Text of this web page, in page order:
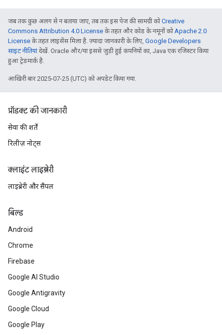
जब तक कुछ अलग से न बताया जाए, तब तक इस पेज की सामग्री कोCreative
Commons Attribution 4.0 License के तहत और कोड के नमूनों कोApache 2.0
License के तहत लाइसेंस मिला है. ज़्यादा जानकारी के लिए, Google Developers
साइट नीतियांदेखें. Oracle और/या इससे जुड़ी हुई कंपनियों का, Java एक रजिस्टर किया
हुआ ट्रेडमार्क है.
आखिरी बार 2025-07-25 (UTC) को अपडेट किया गया.
प्रॉडक्ट की जानकारी
सेवा की शर्तें
रिलीज़ नोट्स
क्लाइंट लाइब्रेरी
लाइब्रेरी और सैंपल
बिल्ड
Android
Chrome
Firebase
Google AI Studio
Google Antigravity
Google Cloud
Google Play